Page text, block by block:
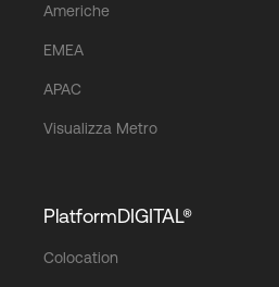
Americhe
EMEA
APAC
Visualizza Metro
PlatformDIGITAL®
Colocation